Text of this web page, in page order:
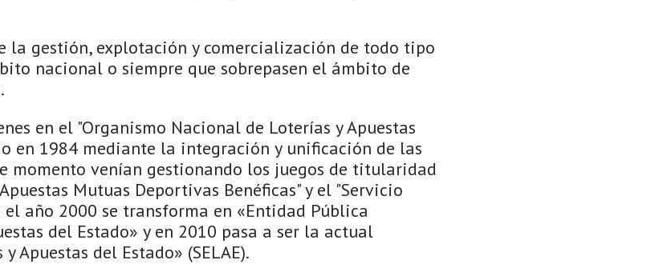
la gestión, explotación y comercialización de todo tipo
nacional o siempre que sobrepasen el ámbito de
en el "Organismo Nacional de Loterías y Apuestas
en 1984 mediante la integración y unificación de las
momento venían gestionando los juegos de titularidad
Mutuas Deportivas Benéficas" y el "Servicio
año 2000 se transforma en «Entidad Pública
del Estado» y en 2010 pasa a ser la actual
Apuestas del Estado» (SELAE).